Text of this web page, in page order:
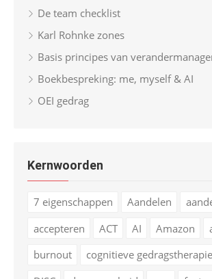
De team checklist
Karl Rohnke zones
Basis principes van
Boekbespreking: me, myself & AI
OEI gedrag
Kernwoorden
7 eigenschappen Aandelen
accepteren
ACT AI Amazon
burnout
cognitieve gedragstherapie